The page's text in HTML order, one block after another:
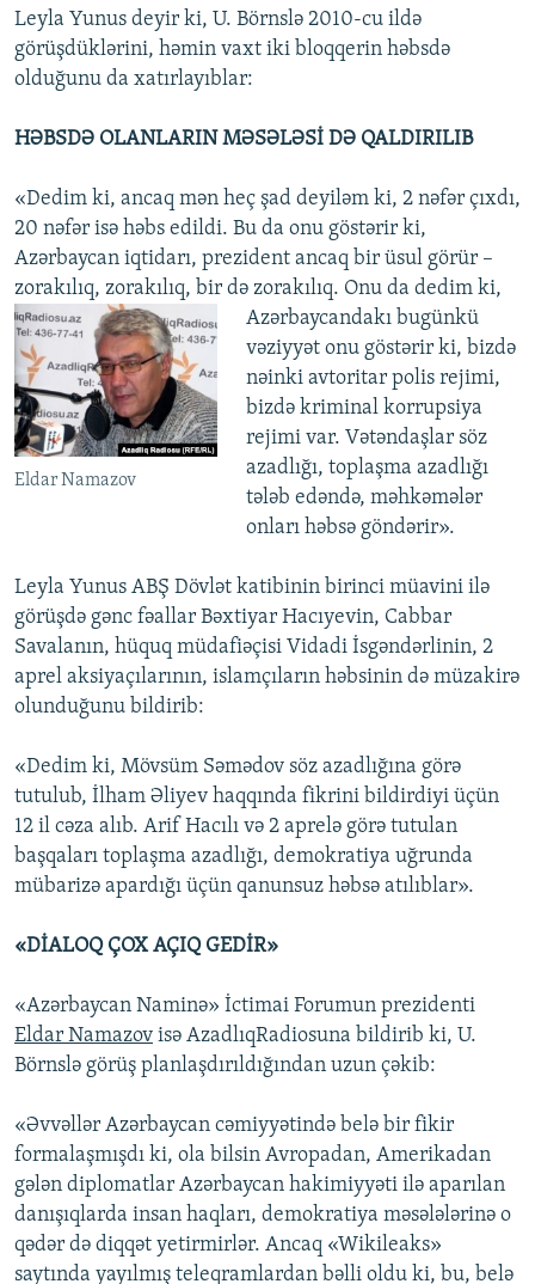
Leyla Yunus deyir ki, U. Börnslə 2010-cu ildə
görüşdüklərini, həmin vaxt iki bloqqerin həbsdə
olduğunu da xatırlayıblar:
HƏBSDƏ OLANLARIN MƏSƏLƏSİ DƏ QALDIRILIB
«Dedim ki, ancaq mən heç şad deyiləm ki, 2 nəfər çıxdı,
20 nəfər isə həbs edildi. Bu da onu göstərir ki,
Azərbaycan iqtidarı, prezident ancaq bir üsul görür –
zorakılıq, zorakılıq, bir də zorakılıq.
Eldar Namazov
Onu da dedim ki,
Azərbaycandakı bugünkü
vəziyyət onu göstərir ki, bizdə
nəinki avtoritar polis rejimi,
bizdə kriminal korrupsiya
rejimi var. Vətəndaşlar söz
azadlığı, toplaşma azadlığı
tələb edəndə, məhkəmələr
onları həbsə göndərir».
Leyla Yunus ABŞ Dövlət katibinin birinci müavini ilə
görüşdə gənc fəallar Bəxtiyar Hacıyevin, Cabbar
Savalanın, hüquq müdafiəçisi Vidadi İsgəndərlinin, 2
aprel aksiyaçılarının, islamçıların həbsinin də müzakirə
olunduğunu bildirib:
«Dedim ki, Mövsüm Səmədov söz azadlığına görə
tutulub, İlham Əliyev haqqında fikrini bildirdiyi üçün
12 il cəza alıb. ​Arif Hacılı və 2 aprelə görə tutulan
başqaları toplaşma azadlığı, demokratiya uğrunda
mübarizə apardığı üçün qanunsuz həbsə atılıblar».
«DİALOQ ÇOX AÇIQ GEDİR»
«Azərbaycan Naminə» İctimai Forumun prezidenti
Eldar Namazov isə AzadlıqRadiosuna bildirib ki, U.
Börnslə görüş planlaşdırıldığından uzun çəkib:
«Əvvəllər Azərbaycan cəmiyyətində belə bir fikir
formalaşmışdı ki, ola bilsin Avropadan, Amerikadan
gələn diplomatlar Azərbaycan hakimiyyəti ilə aparılan
danışıqlarda insan haqları, demokratiya məsələlərinə o
qədər də diqqət yetirmirlər. Ancaq «Wikileaks»
saytında yayılmış teleqramlardan bəlli oldu ki, bu, belə